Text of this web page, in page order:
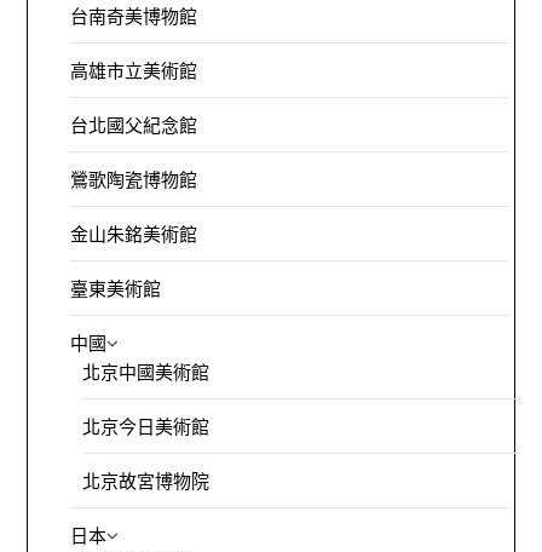
台南奇美博物館
高雄市立美術館
台北國父紀念館
鶯歌陶瓷博物館
金山朱銘美術館
臺東美術館
中國
北京中國美術館
北京今日美術館
北京故宮博物院
日本